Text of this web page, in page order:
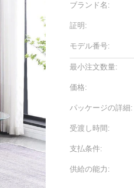
ブランド名:
証明:
モデル番号:
最小注文数量:
価格:
パッケージの詳細:
受渡し時間:
支払条件:
供給の能力: